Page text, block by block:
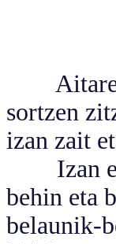
Aitaren
sortzen
izan zait
Izan ere
behin eta
belaunik-